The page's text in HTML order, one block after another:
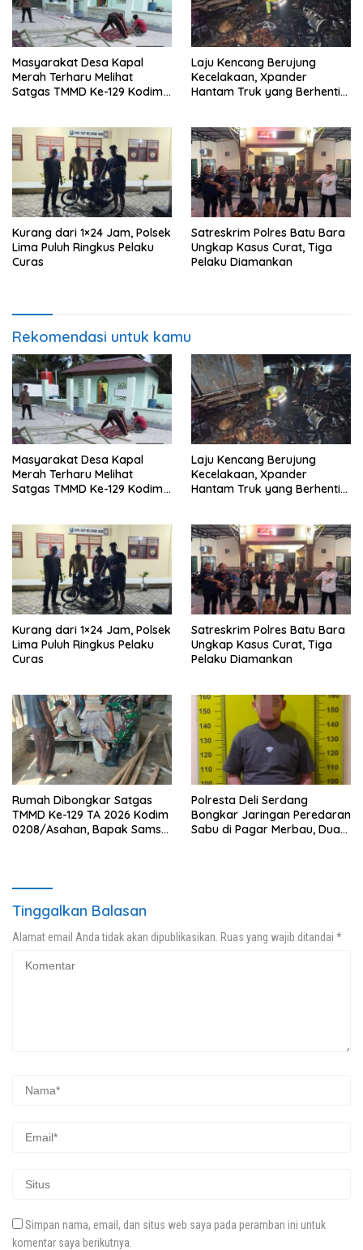
Masyarakat Desa Kapal
Merah Terharu Melihat
Satgas TMMD Ke-129 Kodim
Mushollah Al Maghribi
Laju Kencang Berujung
Kecelakaan, Xpander
Hantam Truk yang Berhenti
Kurang dari 1×24 Jam, Polsek
Lima Puluh Ringkus Pelaku
Curas
Satreskrim Polres Batu Bara
Ungkap Kasus Curat, Tiga
Pelaku Diamankan
Rekomendasi untuk kamu
Masyarakat Desa Kapal
Merah Terharu Melihat
Satgas TMMD Ke-129 Kodim
Mushollah Al Maghribi
Laju Kencang Berujung
Kecelakaan, Xpander
Hantam Truk yang Berhenti
Kurang dari 1×24 Jam, Polsek
Lima Puluh Ringkus Pelaku
Curas
Satreskrim Polres Batu Bara
Ungkap Kasus Curat, Tiga
Pelaku Diamankan
Rumah Dibongkar Satgas
TMMD Ke-129 TA 2026 Kodim
0208/Asahan, Bapak Samsul
Polresta Deli Serdang
Bongkar Jaringan Peredaran
Sabu di Pagar Merbau, Dua
Tinggalkan Balasan
Alamat email Anda tidak akan dipublikasikan. Ruas yang wajib ditandai *
Simpan nama, email, dan situs web saya pada peramban ini untuk
komentar saya berikutnya.